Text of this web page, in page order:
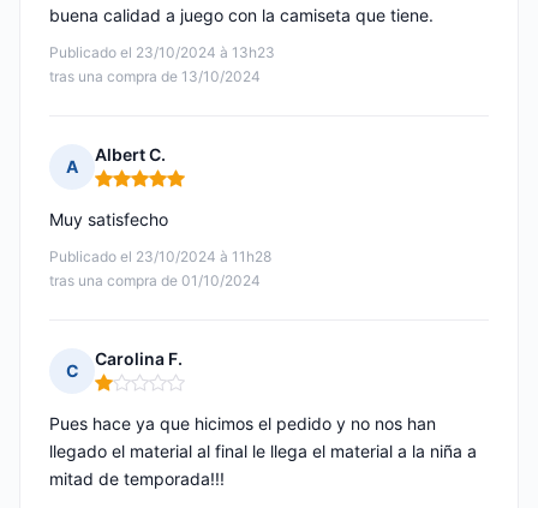
Publicado el 23/10/2024 à 13h23
tras una compra de 13/10/2024
buena calidad a juego con la camiseta que tiene.
A
Albert C.
Nota: 5 de 5
Publicado el 23/10/2024 à 11h28
tras una compra de 01/10/2024
Muy satisfecho
C
Carolina F.
Nota: 1 de 5
Pues hace ya que hicimos el pedido y no nos han
llegado el material al final le llega el material a la niña a
mitad de temporada!!!